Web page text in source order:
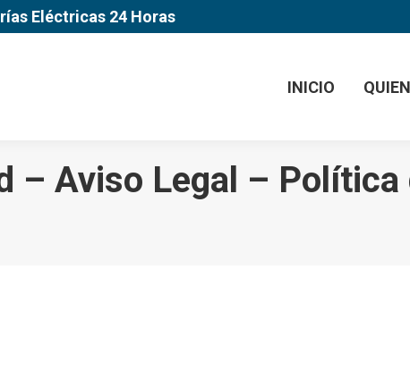
Eléctricas 24 Horas
INICIO
– Aviso Legal – Política